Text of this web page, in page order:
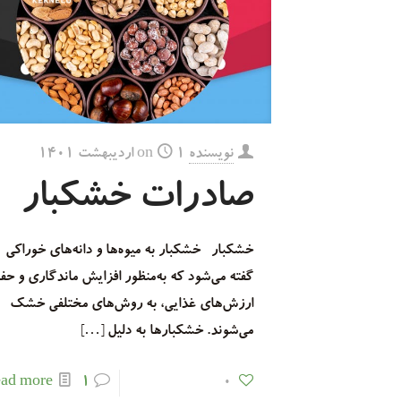
نویسنده on ۱ اردیبهشت ۱۴۰۱
صادرات خشکبار
خشکبار خشکبار به میوه‌ها و دانه‌های خوراکی
گفته می‌شود که به‌منظور افزایش ماندگاری و
ارزش‌های غذایی، به روش‌های مختلفی خشک
می‌شوند. خشکبارها به دلیل […]
۰ ۱ more